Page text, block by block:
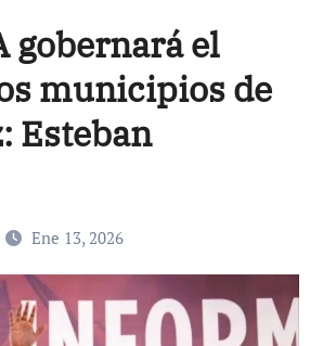
gobernará el
municipios de
Esteban
Ene 13, 2026